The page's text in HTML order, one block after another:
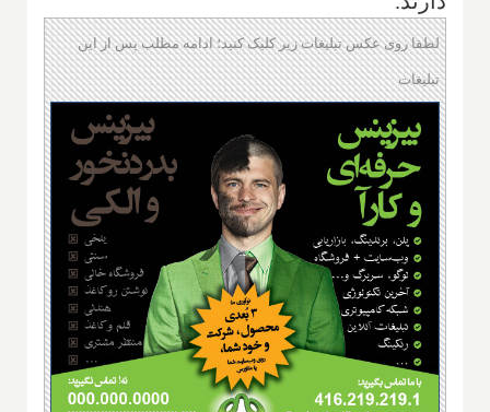
لطفا روی عکس تبلیغات زیر کلیک کنید؛ ادامه مطلب پس از این
تبلیغات